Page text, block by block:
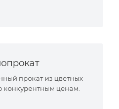
прокат из цветных
конкурентным ценам.